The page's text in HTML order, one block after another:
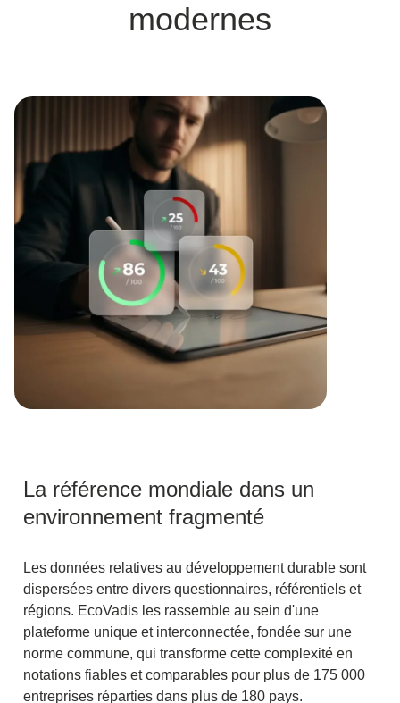
modernes
La référence mondiale dans un
environnement fragmenté
Les données relatives au développement durable sont
dispersées entre divers questionnaires, référentiels et
régions. EcoVadis les rassemble au sein d'une
plateforme unique et interconnectée, fondée sur une
norme commune, qui transforme cette complexité en
notations fiables et comparables pour plus de 175 000
entreprises réparties dans plus de 180 pays.